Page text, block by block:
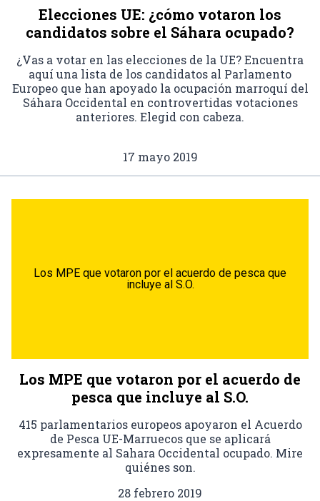
Elecciones UE: ¿cómo votaron los
candidatos sobre el Sáhara ocupado?
¿Vas a votar en las elecciones de la UE? Encuentra
aquí una lista de los candidatos al Parlamento
Europeo que han apoyado la ocupación marroquí del
Sáhara Occidental en controvertidas votaciones
anteriores. Elegid con cabeza.
17 mayo 2019
Los MPE que votaron por el acuerdo de pesca que
incluye al S.O.
Los MPE que votaron por el acuerdo de
pesca que incluye al S.O.
415 parlamentarios europeos apoyaron el Acuerdo
de Pesca UE-Marruecos que se aplicará
expresamente al Sahara Occidental ocupado. Mire
quiénes son.
28 febrero 2019